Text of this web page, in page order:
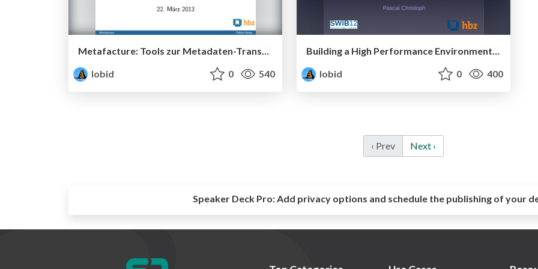
Metafacture: Tools zur Metadaten-Transformation
lobid
0 540
Building a High Performance Environment for RDF Publishing
lobid
0 400
‹ Prev Next ›
Speaker Deck Pro:Add privacy options and schedule the publishing of your